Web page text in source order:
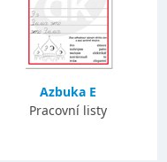
Azbuka E
Pracovní listy